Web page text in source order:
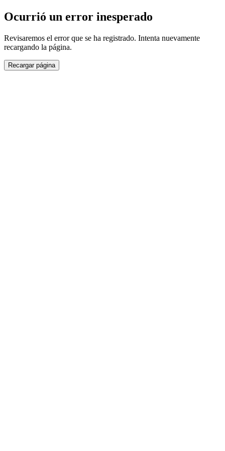
Ocurrió un error inesperado
Revisaremos el error que se ha registrado. Intenta nuevamente
recargando la página.
Recargar página